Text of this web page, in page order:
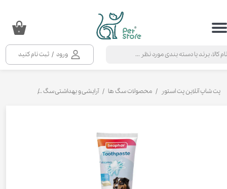
ورود / ثبت نام کنید
حساب کاربری من
خروج از حساب کاربری
۰
پت شاپ آنلاین پت استور محصولات سگ ها آرایشی و بهداشتی سگ